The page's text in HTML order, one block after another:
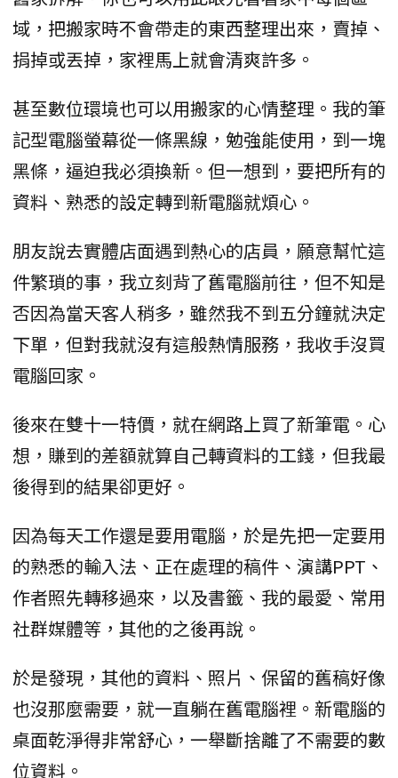
域，把搬家時不會帶走的東西整理出來，賣掉、
捐掉或丟掉，家裡馬上就會清爽許多。
甚至數位環境也可以用搬家的心情整理。我的筆
記型電腦螢幕從一條黑線，勉強能使用，到一塊
黑條，逼迫我必須換新。但一想到，要把所有的
資料、熟悉的設定轉到新電腦就煩心。
朋友說去實體店面遇到熱心的店員，願意幫忙這
件繁瑣的事，我立刻背了舊電腦前往，但不知是
否因為當天客人稍多，雖然我不到五分鐘就決定
下單，但對我就沒有這般熱情服務，我收手沒買
電腦回家。
後來在雙十一特價，就在網路上買了新筆電。心
想，賺到的差額就算自己轉資料的工錢，但我最
後得到的結果卻更好。
因為每天工作還是要用電腦，於是先把一定要用
的熟悉的輸入法、正在處理的稿件、演講PPT、
作者照先轉移過來，以及書籤、我的最愛、常用
社群媒體等，其他的之後再說。
於是發現，其他的資料、照片、保留的舊稿好像
也沒那麼需要，就一直躺在舊電腦裡。新電腦的
桌面乾淨得非常舒心，一舉斷捨離了不需要的數
位資料。